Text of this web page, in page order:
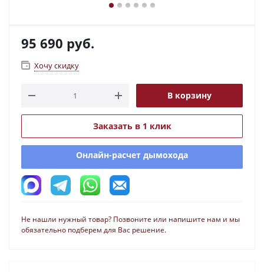
95 690 руб.
Хочу скидку
В корзину
Заказать в 1 клик
Онлайн-расчет дымохода
Не нашли нужный товар? Позвоните или напишите нам и мы
обязательно подберем для Вас решение.